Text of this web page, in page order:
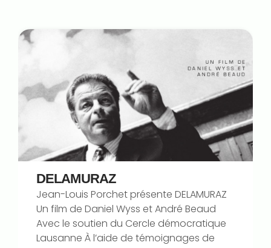
DELAMURAZ
Jean-Louis Porchet présente DELAMURAZ
Un film de Daniel Wyss et André Beaud
Avec le soutien du Cercle démocratique
Lausanne À l’aide de témoignages de